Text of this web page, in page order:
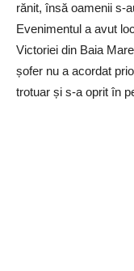
rănit, însă oamenii s-
Evenimentul a avut
Victoriei din Baia
șofer nu a acordat
trotuar și s-a oprit în